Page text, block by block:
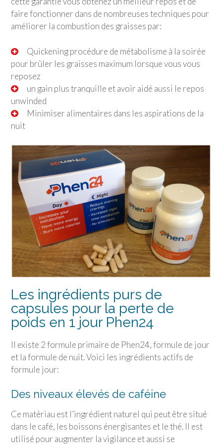
faire fonctionner dans de nombreuses techniques pour
améliorer la combustion des graisses par:
Quickening procédure de métabolisme à la soirée
pour brûler les graisses maximum lorsque vous vous
reposez
un gain plus tranquille et avoir aidé aussi le repos
unwinded
Minimiser alimentaires dans les aspirations de la
nuit
Les ingrédients purs de
capsules pour la perte de
poids en 1 jour Phen24
Il existe 2 formule primaire de Phen24, formule de jour
et la formule de nuit. Voici les ingrédients actifs de
formule jour:
Des niveaux élevés de caféine
Ce matériau est l’ingrédient naturel qui peut être situé
dans le café, les boissons énergisantes et le thé. Il est
utilisé pour augmenter la vigilance et aussi se